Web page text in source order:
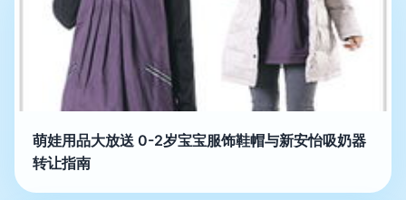
萌娃用品大放送 0-2岁宝宝服饰鞋帽与新安怡吸奶器
转让指南